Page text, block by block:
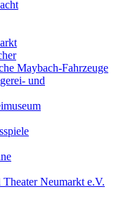
Maybach-Fahrzeuge
und
Neumarkt e.V.